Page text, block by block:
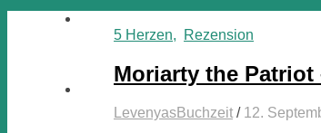
5 Herzen, Rezension
Moriarty the Patriot
LevenyasBuchzeit / 12.